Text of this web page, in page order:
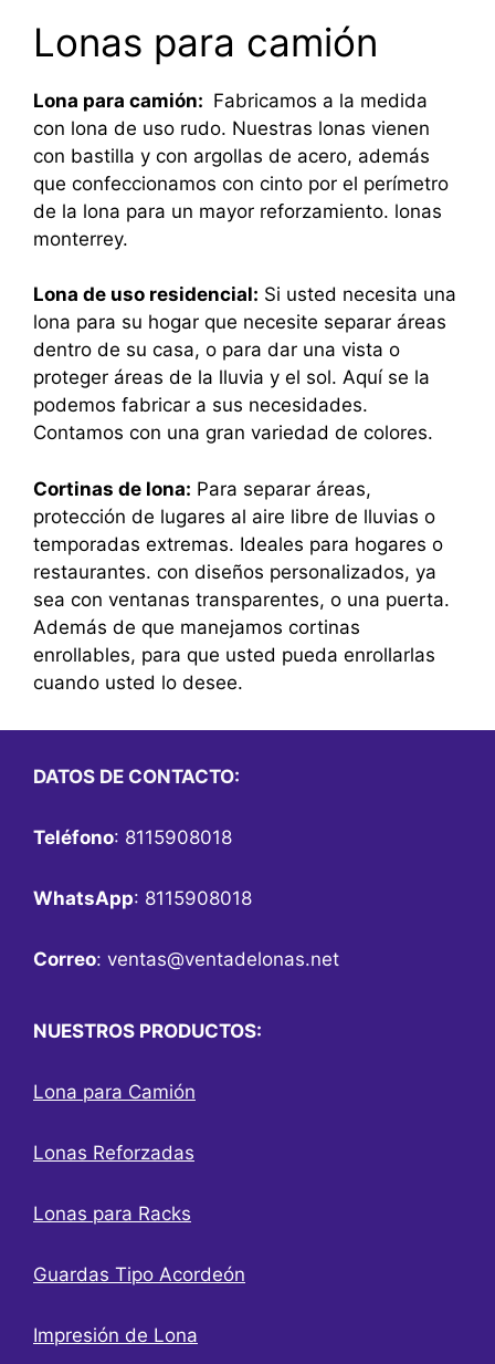
Lonas para camión
Lona para camión: Fabricamos a la medida
con lona de uso rudo. Nuestras lonas vienen
con bastilla y con argollas de acero, además
que confeccionamos con cinto por el perímetro
de la lona para un mayor reforzamiento. lonas
monterrey.
Lona de uso residencial: Si usted necesita una
lona para su hogar que necesite separar áreas
dentro de su casa, o para dar una vista o
proteger áreas de la lluvia y el sol. Aquí se la
podemos fabricar a sus necesidades.
Contamos con una gran variedad de colores.
Cortinas de lona: Para separar áreas,
protección de lugares al aire libre de lluvias o
temporadas extremas. Ideales para hogares o
restaurantes. con diseños personalizados, ya
sea con ventanas transparentes, o una puerta.
Además de que manejamos cortinas
enrollables, para que usted pueda enrollarlas
cuando usted lo desee.
DATOS DE CONTACTO:
Teléfono: 8115908018
WhatsApp: 8115908018
Correo: ventas@ventadelonas.net
NUESTROS PRODUCTOS:
Lona para Camión
Lonas Reforzadas
Lonas para Racks
Guardas Tipo Acordeón
Impresión de Lona